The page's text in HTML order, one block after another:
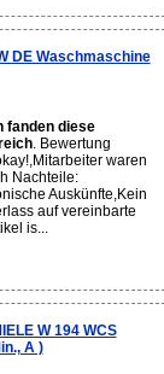
DE Waschmaschine
fanden diese
. Bewertung
waren
Nachteile:
Auskünfte,Kein
auf vereinbarte
is...
W 194 WCS
A )